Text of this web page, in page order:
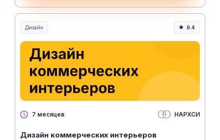
Дизайн 9.4
7 месяцев НАРХСИ
Дизайн коммерческих интерьеров